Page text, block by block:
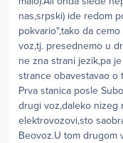
nas,srpski) ide redom
pokvario",tako da
voz,tj. presednemo u
ne zna strani jezik,pa
strance obavestavao o
Prva stanica posle
drugi voz,daleko nizeg
elektrovozovi,sto
Beovoz.U tom drugom